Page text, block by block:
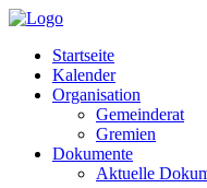
Startseite
Kalender
Organisation
Gemeinderat
Gremien
Dokumente
Aktuelle